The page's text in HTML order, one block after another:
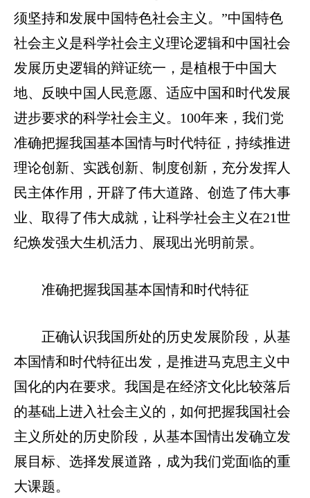
须坚持和发展中国特色社会主义。”中国特色
社会主义是科学社会主义理论逻辑和中国社会
发展历史逻辑的辩证统一，是植根于中国大
地、反映中国人民意愿、适应中国和时代发展
进步要求的科学社会主义。100年来，我们党
准确把握我国基本国情与时代特征，持续推进
理论创新、实践创新、制度创新，充分发挥人
民主体作用，开辟了伟大道路、创造了伟大事
业、取得了伟大成就，让科学社会主义在21世
纪焕发强大生机活力、展现出光明前景。
准确把握我国基本国情和时代特征
正确认识我国所处的历史发展阶段，从基
本国情和时代特征出发，是推进马克思主义中
国化的内在要求。我国是在经济文化比较落后
的基础上进入社会主义的，如何把握我国社会
主义所处的历史阶段，从基本国情出发确立发
展目标、选择发展道路，成为我们党面临的重
大课题。